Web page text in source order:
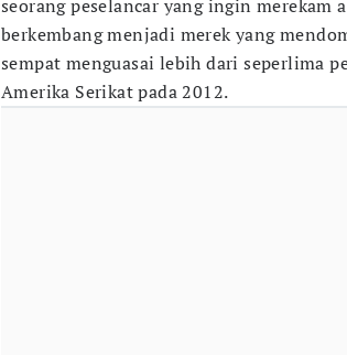
seorang peselancar yang ingin merekam
berkembang menjadi merek yang
sempat menguasai lebih dari seperlima
Amerika Serikat pada 2012.